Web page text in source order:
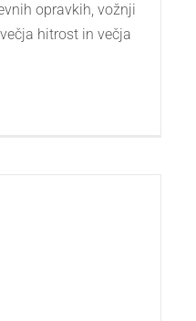
opravkih, vožnji
hitrost in večja